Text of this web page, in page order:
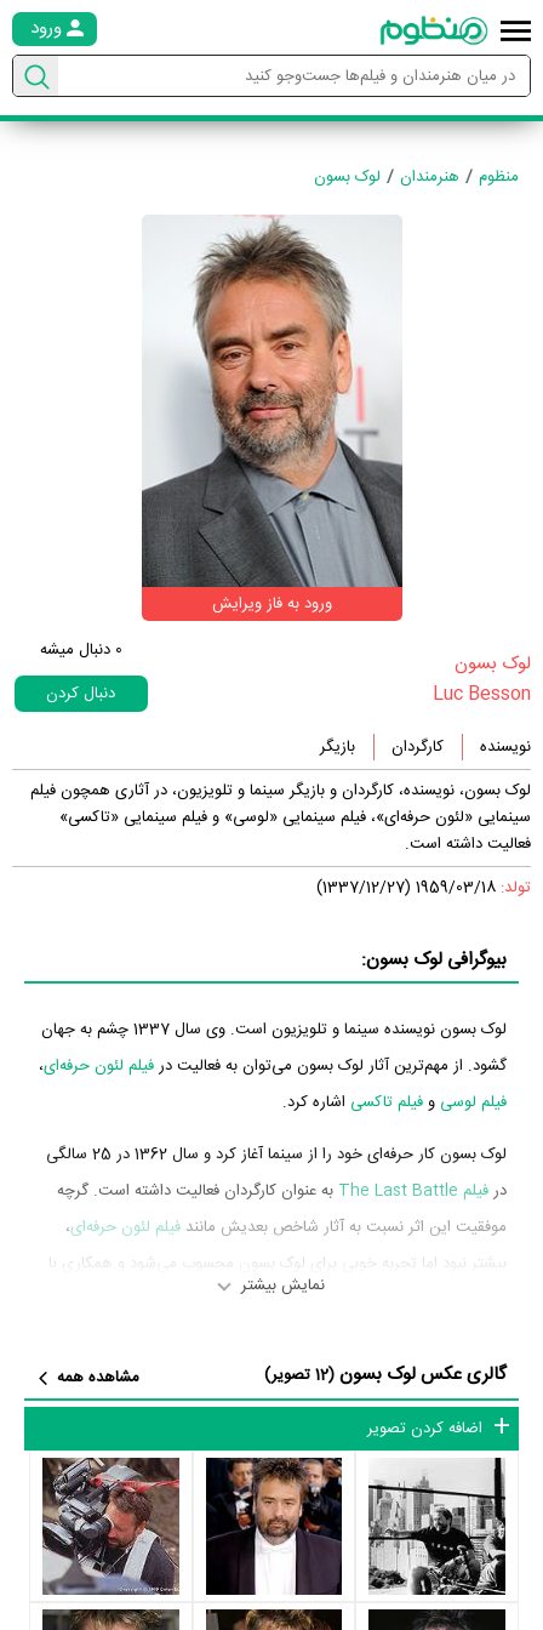
ورود
منظوم هنرمندان لوک بسون
ورود به فاز ویرایش
‏لوک بسون‏
Luc Besson
0 دنبال میشه
دنبال کردن
نویسنده
کارگردان
بازیگر
لوک بسون، نویسنده، کارگردان و بازیگر سینما و تلویزیون، در آثاری همچون فیلم
سینمایی «لئون حرفه‌ای»، فیلم سینمایی «لوسی» و فیلم سینمایی «تاکسی»
فعالیت داشته است.
تولد:
بیوگرافی لوک بسون:
لوک بسون نویسنده سینما و تلویزیون است. وی سال 1337 چشم به جهان
گشود. از مهم‌ترین آثار لوک بسون می‌توان به فعالیت درفیلم لئون حرفه‌ای،
فیلم لوسی وفیلم تاکسی اشاره کرد.
لوک بسون کار حرفه‌ای خود را از سینما آغاز کرد و سال 1362 در 25 سالگی
درفیلم The Last Battle
به عنوان کارگردان فعالیت داشته است. گرچه
موفقیت این اثر نسبت به آثار شاخص بعدیش مانند فیلم لئون حرفه‌ای،
بیشتر نبود اما تجربه خوبی برای لوک بسون محسوب می‌شود و همکاری با
Pierre Jolivet ،Jean Bouise
لوک بسون در سال 1373 دوره‌ی پرتلاشی را در عرصه سینما و تلویزیون
گذراند و در تولید اثر مهمی حضور داشته است. اثر مهم لوک بسون در این
سال، فعالیت در
فیلم لئون حرفه‌ایبه کارگردانیلوک بسونمحسوب
می‌شود.
شاید یکی از مهم‌ترین بخش‌های بیوگرافی لوک بسون فعالیت درفیلم لئون
حرفه‌ایبوده است. لوک بسون سال 1373 در 36 سالگی در
فیلم لئون
حرفه‌ایبه عنوان نویسنده فعالیت داشته است که توانست با مهارتش، جای
نمایش بیشتر
گالری عکس لوک بسون(12 تصویر)
مشاهده همه
اضافه کردن تصویر